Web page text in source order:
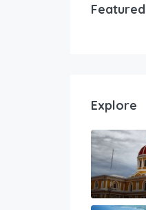
Featured
Explore